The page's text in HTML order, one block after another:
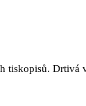
Drtivá